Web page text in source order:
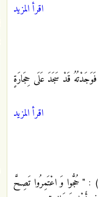
اقرأ المزيد
قَدْ سَجَدَ عَلَى حِجَارَةٍ
اقرأ المزيد
: " حُجُّوا وَ اعْتَمِرُوا تَصِحَّ